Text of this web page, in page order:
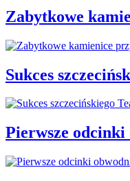
Zabytkowe
Sukces
Pierwsze